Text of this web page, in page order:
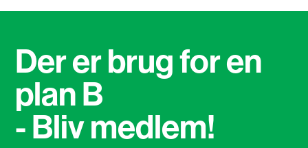
Der er brug for en
plan B
- Bliv medlem!